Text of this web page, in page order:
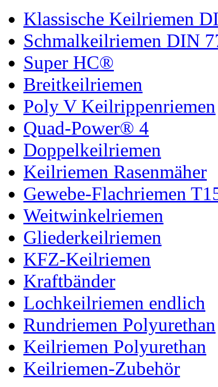
Klassische Keilriemen
Schmalkeilriemen DIN
Super HC®
Breitkeilriemen
Poly V Keilrippenriemen
Quad-Power® 4
Doppelkeilriemen
Keilriemen Rasenmäher
Gewebe-Flachriemen
Weitwinkelriemen
Gliederkeilriemen
KFZ-Keilriemen
Kraftbänder
Lochkeilriemen endlich
Rundriemen Polyurethan
Keilriemen Polyurethan
Keilriemen-Zubehör